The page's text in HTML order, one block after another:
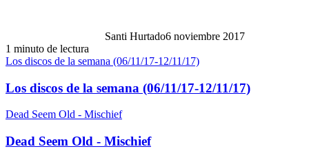
Santi Hurtado6 noviembre 2017
1 minuto de lectura
Los discos de la semana (06/11/17-12/11/17)
Los discos de la semana (06/11/17-12/11/17)
Dead Seem Old - Mischief
Dead Seem Old - Mischief